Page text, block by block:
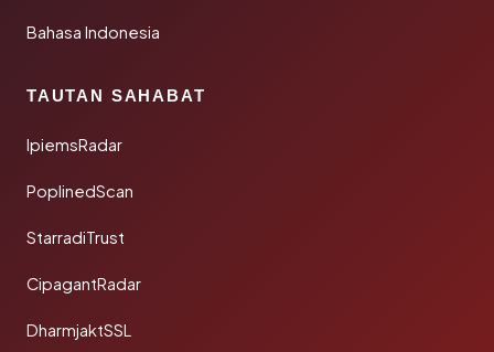
Bahasa Indonesia
TAUTAN SAHABAT
IpiemsRadar
PoplinedScan
StarradiTrust
CipagantRadar
DharmjaktSSL